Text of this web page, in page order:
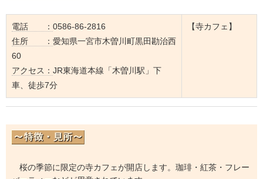
電話 ： 0586-86-2816
住所 ： 愛知県一宮市木曽川町黒田勘治西
60
アクセス： JR東海道本線「木曽川駅」下
車、徒歩7分
【寺カフェ】
桜の季節に限定の寺カフェが開店します。珈琲・紅茶・フレー